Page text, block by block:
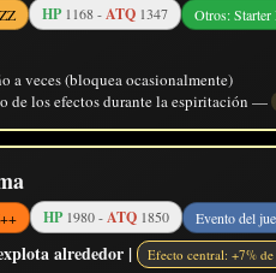
HP1168 -ATQ 1347 Otros: Starter
a veces (bloquea ocasionalmente)
de los efectos durante la espiritación —
HP1980 -ATQ 1850 Evento del
alrededor | Efecto central: +7%